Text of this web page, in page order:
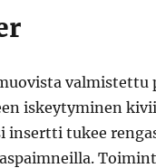
valmistettu
iskeytyminen
insertti tukee